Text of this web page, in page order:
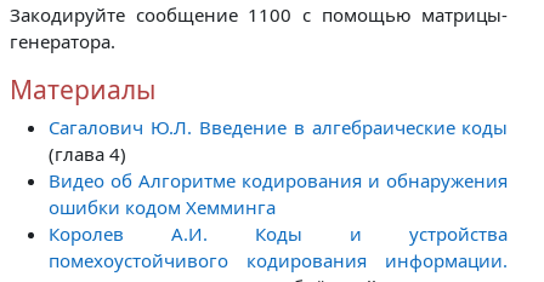
Закодируйте сообщение 1100 с помощью матрицы-
генератора.
Материалы
Сагалович Ю.Л. Введение в алгебраические коды
(глава 4)
Видео об Алгоритме кодирования и обнаружения
ошибки кодом Хемминга
Королев А.И. Коды и устройства
помехоустойчивого кодирования информации.